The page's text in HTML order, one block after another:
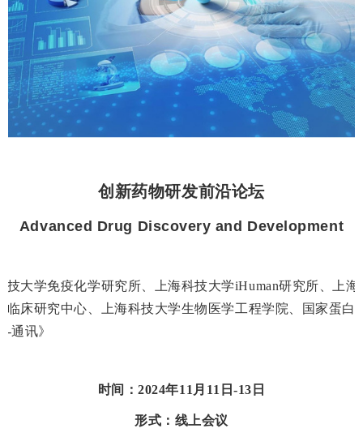
创新药物研发前沿论坛
Advanced Drug Discovery and Development
技大学免疫化学研究所、上海科技大学iHuman研究所、上
临床研究中心、 上海科技大学生物医学工程学院、国家蛋白
通讯》
时间：2024年11月11日-13日
形式：线上会议